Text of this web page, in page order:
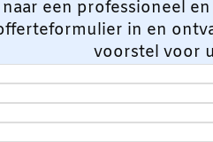
een professioneel
in en
voorstel voor